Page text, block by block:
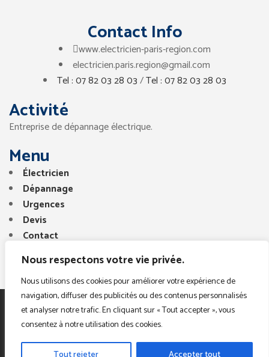
Nous respectons votre vie privée.
Nous utilisons des cookies pour améliorer votre expérience de
navigation, diffuser des publicités ou des contenus personnalisés
et analyser notre trafic. En cliquant sur « Tout accepter », vous
consentez à notre utilisation des cookies.
Contact Info
www.electricien-paris-region.com
electricien.paris.region@gmail.com
Tel : 07 82 03 28 03/Tel : 07 82 03 28 03
Activité
Entreprise de dépannage électrique.
Menu
Électricien
Dépannage
Urgences
Devis
Contact
Copyright © 2025. Tous droits réservés. Electricien
Paris Region